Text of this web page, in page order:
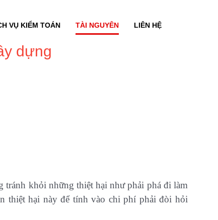
VỤ KIỂM TOÁN TÀI NGUYÊN LIÊN HỆ
dựng
khỏi những thiệt hại như phải phá đi làm
thiệt hại này để tính vào chi phí phải đòi hỏi